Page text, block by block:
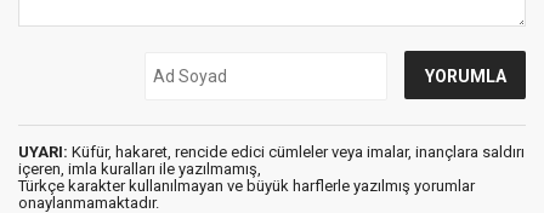
UYARI: Küfür, hakaret, rencide edici cümleler veya imalar, inançlara saldırı
içeren, imla kuralları ile yazılmamış,
Türkçe karakter kullanılmayan ve büyük harflerle yazılmış yorumlar
onaylanmamaktadır.